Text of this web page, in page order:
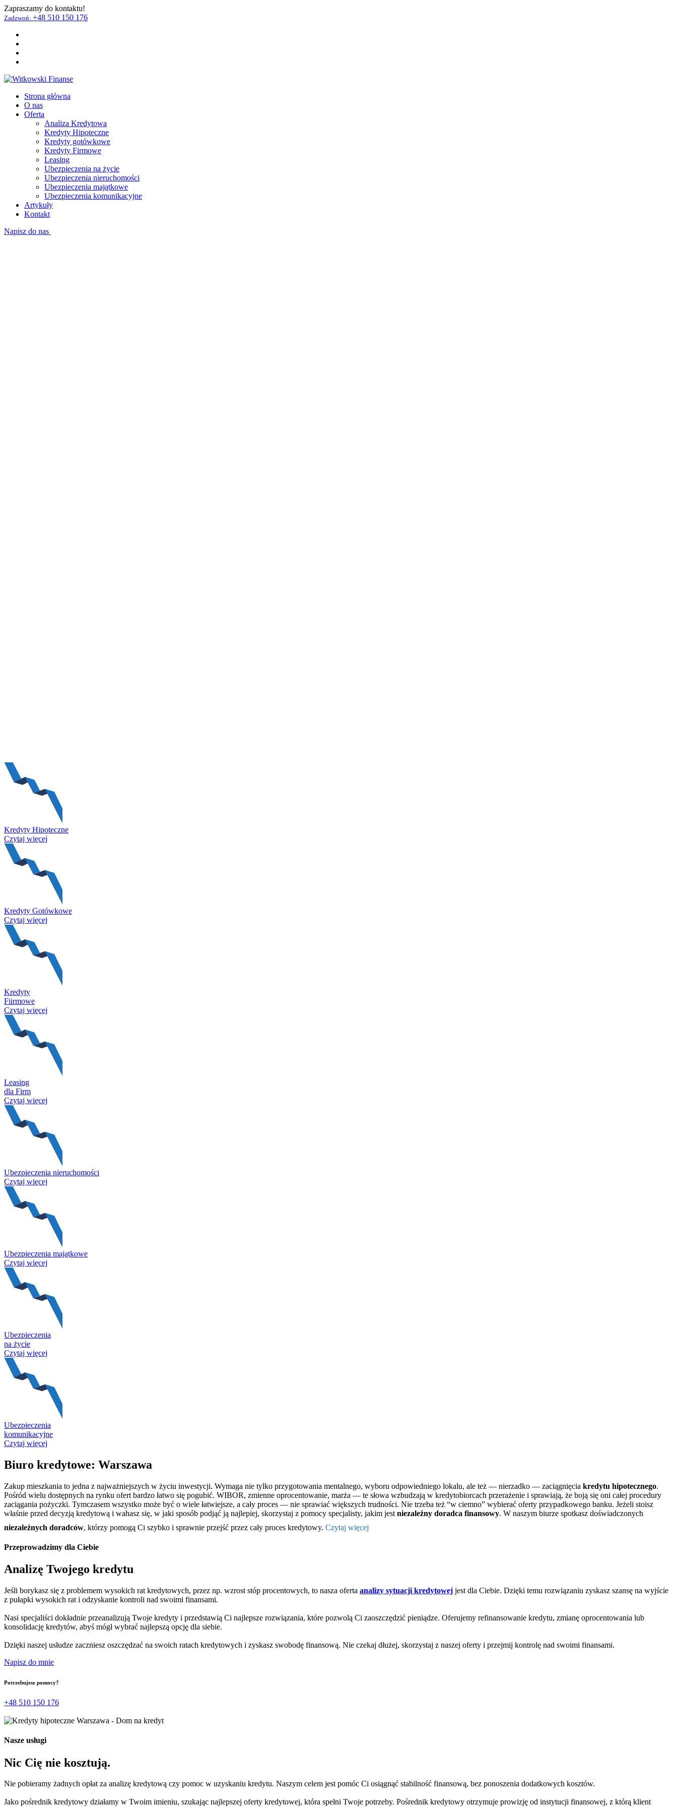
Zapraszamy do kontaktu!
Zadzwoń: +48 510 150 176
Strona główna
O nas
Oferta
Analiza Kredytowa
Kredyty Hipoteczne
Kredyty gotówkowe
Kredyty Firmowe
Leasing
Ubezpieczenia na życie
Ubezpieczenia nieruchomości
Ubezpieczenia majątkowe
Ubezpieczenia komunikacyjne
Artykuły
Kontakt
Napisz do nas
Kredyty Hipoteczne
Czytaj więcej
Kredyty Gotówkowe
Czytaj więcej
Kredyty
Fiirmowe
Czytaj więcej
Leasing
dla Firm
Czytaj więcej
Ubezpieczenia nieruchomości
Czytaj więcej
Ubezpieczenia majątkowe
Czytaj więcej
Ubezpieczenia
na życie
Czytaj więcej
Ubezpieczenia
komunikacyjne
Czytaj więcej
Biuro kredytowe: Warszawa
Zakup mieszkania to jedna z najważniejszych w życiu inwestycji. Wymaga nie tylko przygotowania mentalnego, wyboru odpowiedniego lokalu, ale też — nierzadko — zaciągnięcia kredytu hipotecznego.
Pośród wielu dostępnych na rynku ofert bardzo łatwo się pogubić. WIBOR, zmienne oprocentowanie, marża — te słowa wzbudzają w kredytobiorcach przerażenie i sprawiają, że boją się oni całej procedury
zaciągania pożyczki. Tymczasem wszystko może być o wiele łatwiejsze, a cały proces — nie sprawiać większych trudności. Nie trzeba też “w ciemno” wybierać oferty przypadkowego banku. Jeżeli stoisz
właśnie przed decyzją kredytową i wahasz się, w jaki sposób podjąć ją najlepiej, skorzystaj z pomocy specjalisty, jakim jest niezależny doradca finansowy. W naszym biurze spotkasz doświadczonych
niezależnych doradców, którzy pomogą Ci szybko i sprawnie przejść przez cały proces kredytowy. Czytaj więcej
Przeprowadzimy dla Ciebie
Analizę Twojego kredytu
Jeśli borykasz się z problemem wysokich rat kredytowych, przez np. wzrost stóp procentowych, to nasza oferta analizy sytuacji kredytowej jest dla Ciebie. Dzięki temu rozwiązaniu zyskasz szansę na wyjście
z pułapki wysokich rat i odzyskanie kontroli nad swoimi finansami.
Nasi specjaliści dokładnie przeanalizują Twoje kredyty i przedstawią Ci najlepsze rozwiązania, które pozwolą Ci zaoszczędzić pieniądze. Oferujemy refinansowanie kredytu, zmianę oprocentowania lub
konsolidację kredytów, abyś mógł wybrać najlepszą opcję dla siebie.
Dzięki naszej usłudze zaczniesz oszczędzać na swoich ratach kredytowych i zyskasz swobodę finansową. Nie czekaj dłużej, skorzystaj z naszej oferty i przejmij kontrolę nad swoimi finansami.
Napisz do mnie
Potrzebujesz pomocy?
+48 510 150 176
Nasze usługi
Nic Cię nie kosztują.
Nie pobieramy żadnych opłat za analizę kredytową czy pomoc w uzyskaniu kredytu. Naszym celem jest pomóc Ci osiągnąć stabilność finansową, bez ponoszenia dodatkowych kosztów.
Jako pośrednik kredytowy działamy w Twoim imieniu, szukając najlepszej oferty kredytowej, która spełni Twoje potrzeby. Pośrednik kredytowy otrzymuje prowizję od instytucji finansowej, z którą klient